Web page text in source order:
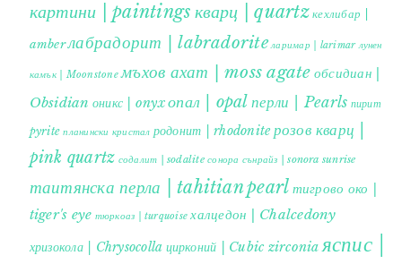
картини | paintings кварц | quartzкехлибар |
amberлабрадорит | labradorite ларимар | larimar лунен
камък | Moonstone мъхов ахат | moss agate обсидиан |
Obsidian оникс | onyxопал | opal перли | Pearls пирит |
pyrite планински кристал родонит | rhodonite розов кварц |
pink quartz содалит | sodalite сонора сънрайз | sonora sunrise
таитянска перла | tahitian pearl тигрово око |
tiger's eye тюркоаз | turquoise халцедон | Chalcedony
хризокола | Chrysocolla цирконий | Cubic zirconia яспис |